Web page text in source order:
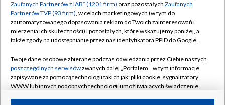
Emisja w TVP
Centrum informacji TVP
Naziemna Telewizja Cyfrowa
Rada Programowa
System NOS
Informacje o nadawcy
Polityka prywatności
Moje zgody
Pomoc
Kontakt
Kanały
Zaufanych Partnerów z IAB* (1201 firm) oraz pozostałych Zaufanych
Partnerów TVP (93 firm), w celach marketingowych (w tym do
zautomatyzowanego dopasowania reklam do Twoich zainteresowań i
mierzenia ich skuteczności) i pozostałych, które wskazujemy poniżej, a
także zgody na udostępnianie przez nas identyfikatora PPID do Google.
Twoje dane osobowe zbierane podczas odwiedzania przez Ciebie naszych
poszczególnych serwisówzwanych dalej „Portalem”, w tym informacje
zapisywane za pomocą technologii takich jak: pliki cookie, sygnalizatory
WWW lub innych podobnych technologii umożliwiających świadczenie